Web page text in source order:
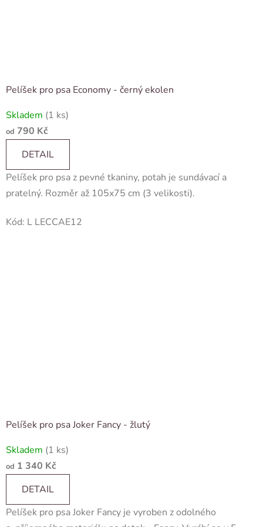
Pelíšek pro psa Economy - černý ekolen
Skladem (1 ks)
od 790 Kč
DETAIL
Pelíšek pro psa z pevné tkaniny, potah je sundávací a
pratelný. Rozměr až 105x75 cm (3 velikosti).
Kód: L LECCAE12
Pelíšek pro psa Joker Fancy - žlutý
Skladem (1 ks)
od 1 340 Kč
DETAIL
Pelíšek pro psa Joker Fancy je vyroben z odolného